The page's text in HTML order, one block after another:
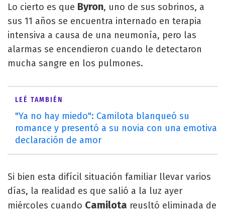
Lo cierto es que Byron, uno de sus sobrinos, a
sus 11 años se encuentra internado en terapia
intensiva a causa de una neumonía, pero las
alarmas se encendieron cuando le detectaron
mucha sangre en los pulmones.
LEÉ TAMBIÉN
"Ya no hay miedo": Camilota blanqueó su
romance y presentó a su novia con una emotiva
declaración de amor
Si bien esta difícil situación familiar llevar varios
días, la realidad es que salió a la luz ayer
miércoles cuando Camilota reusltó eliminada de